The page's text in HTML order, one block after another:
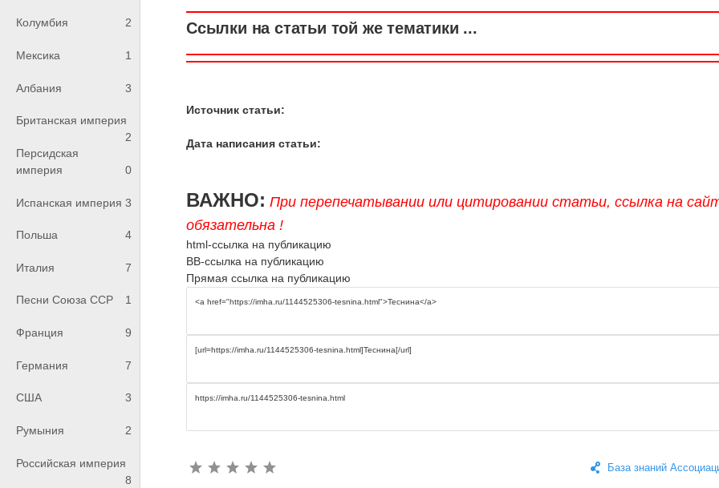
Колумбия 2
Мексика 1
Албания 3
Британская империя
2
Персидская
империя
0
Испанская империя 3
Польша 4
Италия 7
Песни Союза ССР 1
Франция 9
Германия 7
США 3
Румыния 2
Российская империя
8
Ссылки на статьи той же тематики ...
Источник статьи:
Дата написания статьи:
ВАЖНО: При перепечатывании или цитировании статьи, ссылка на
обязательна !
html-ссылка на публикацию
BB-ссылка на публикацию
Прямая ссылка на публикацию
База знаний